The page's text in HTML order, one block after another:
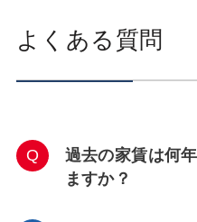
よくある質問
過去の家賃は何
ますか？